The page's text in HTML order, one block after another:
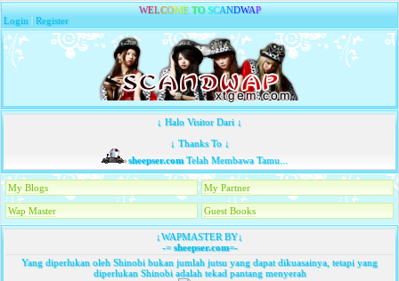
WELCOME TO SCANDWAP
Login |Register
↓ Halo Visitor Dari ↓
↓ Thanks To ↓
sheepser.comTelah Membawa Tamu...
My Blogs My Partner
Wap Master Guest Books
↓WAPMASTER BY↓
-=sheepser.com=-
Yang diperlukan oleh Shinobi bukan jumlah jutsu yang dapat dikuasainya, tetapi yang
diperlukan Shinobi adalah tekad pantang menyerah